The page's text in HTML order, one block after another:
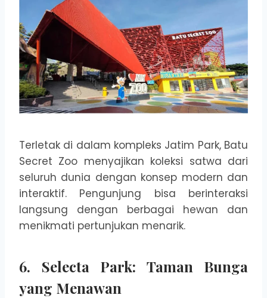
Terletak di dalam kompleks Jatim Park, Batu
Secret Zoo menyajikan koleksi satwa dari
seluruh dunia dengan konsep modern dan
interaktif. Pengunjung bisa berinteraksi
langsung dengan berbagai hewan dan
menikmati pertunjukan menarik.
6. Selecta Park: Taman Bunga
yang Menawan